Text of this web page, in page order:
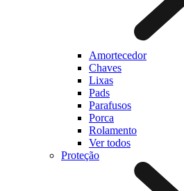
Amortecedor
Chaves
Lixas
Pads
Parafusos
Porca
Rolamento
Ver todos
Proteção